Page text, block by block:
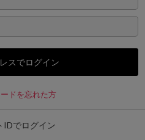
ドを忘れた方
IDでログイン